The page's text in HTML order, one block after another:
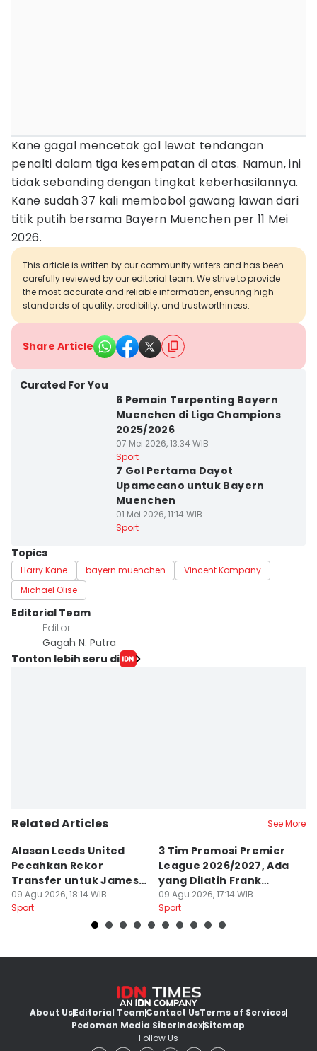
Kane gagal mencetak gol lewat tendangan
penalti dalam tiga kesempatan di atas. Namun, ini
tidak sebanding dengan tingkat keberhasilannya.
Kane sudah 37 kali membobol gawang lawan dari
titik putih bersama Bayern Muenchen per 11 Mei
2026.
This article is written by our community writers and has been
carefully reviewed by our editorial team. We strive to provide
the most accurate and reliable information, ensuring high
standards of quality, credibility, and trustworthiness.
Share Article
Curated For You
6 Pemain Terpenting Bayern
Muenchen di Liga Champions
2025/2026
07 Mei 2026, 13:34 WIB
Sport
7 Gol Pertama Dayot
Upamecano untuk Bayern
Muenchen
01 Mei 2026, 11:14 WIB
Sport
Topics
Harry Kane bayern muenchen
Vincent Kompany
Michael Olise
Editorial Team
Editor
Gagah N. Putra
Tonton lebih seru di
Related Articles See More
Alasan Leeds United
Pecahkan Rekor
Transfer untuk James
Trafford
09 Agu 2026, 18:14 WIB
Sport
3 Tim Promosi Premier
League 2026/2027, Ada
yang Dilatih Frank
Lampard
09 Agu 2026, 17:14 WIB
Sport
About UsEditorial TeamContact UsTerms of Services
Pedoman Media SiberIndexSitemap
Follow Us